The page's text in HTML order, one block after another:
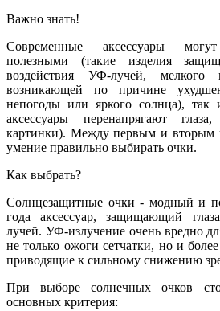
Важно знать!
Современные аксессуары
полезными (такие изделия
воздействия УФ-лучей, мелкого
возникающей по причине
непогоды или яркого солнца),
аксессуары перенапрягают
картинки). Между первым и вторым
умение правильно выбирать очки.
Как выбрать?
Солнцезащитные очки - модный и
года аксессуар, защищающий
лучей. УФ-излучение очень вредно
не только ожоги сетчатки, но и
приводящие к сильному снижению
При выборе солнечных очков
основных критерия: